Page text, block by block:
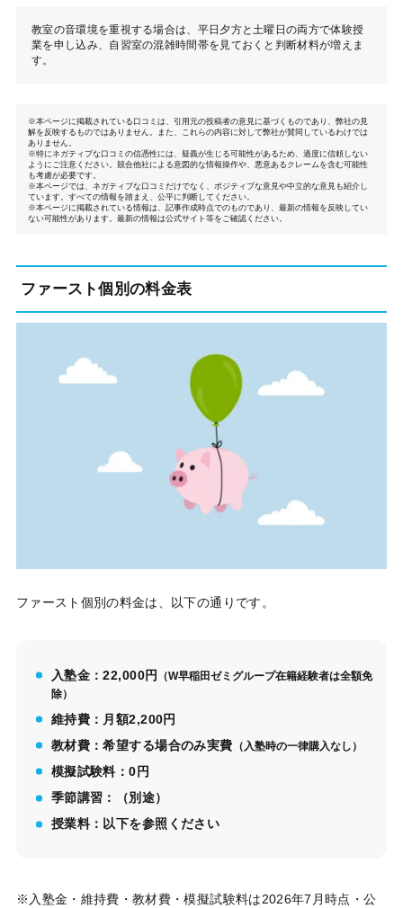
教室の音環境を重視する場合は、平日夕方と土曜日の両方で体験授
業を申し込み、自習室の混雑時間帯を見ておくと判断材料が増えま
す。
※本ページに掲載されている口コミは、引用元の投稿者の意見に基づくものであり、弊社の見
解を反映するものではありません。また、これらの内容に対して弊社が賛同しているわけでは
ありません。
※特にネガティブな口コミの信憑性には、疑義が生じる可能性があるため、過度に信頼しない
ようにご注意ください。競合他社による意図的な情報操作や、悪意あるクレームを含む可能性
も考慮が必要です。
※本ページでは、ネガティブな口コミだけでなく、ポジティブな意見や中立的な意見も紹介し
ています。すべての情報を踏まえ、公平に判断してください。
※本ページに掲載されている情報は、記事作成時点でのものであり、最新の情報を反映してい
ない可能性があります。最新の情報は公式サイト等をご確認ください。
ファースト個別の料金表
ファースト個別の料金は、以下の通りです。
入塾金：22,000円
（W早稲田ゼミグループ在籍経験者は全額免
除）
維持費：月額2,200円
教材費：希望する場合のみ実費 （入塾時の一律購入なし）
模擬試験料：0円
季節講習：（別途）
授業料：以下を参照ください
※入塾金・維持費・教材費・模擬試験料は2026年7月時点・公